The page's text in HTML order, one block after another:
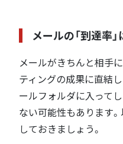
メールの「到達率
メールがきちんと相手
ティングの成果に直結
ールフォルダに入って
ない可能性もあります
しておきましょう。